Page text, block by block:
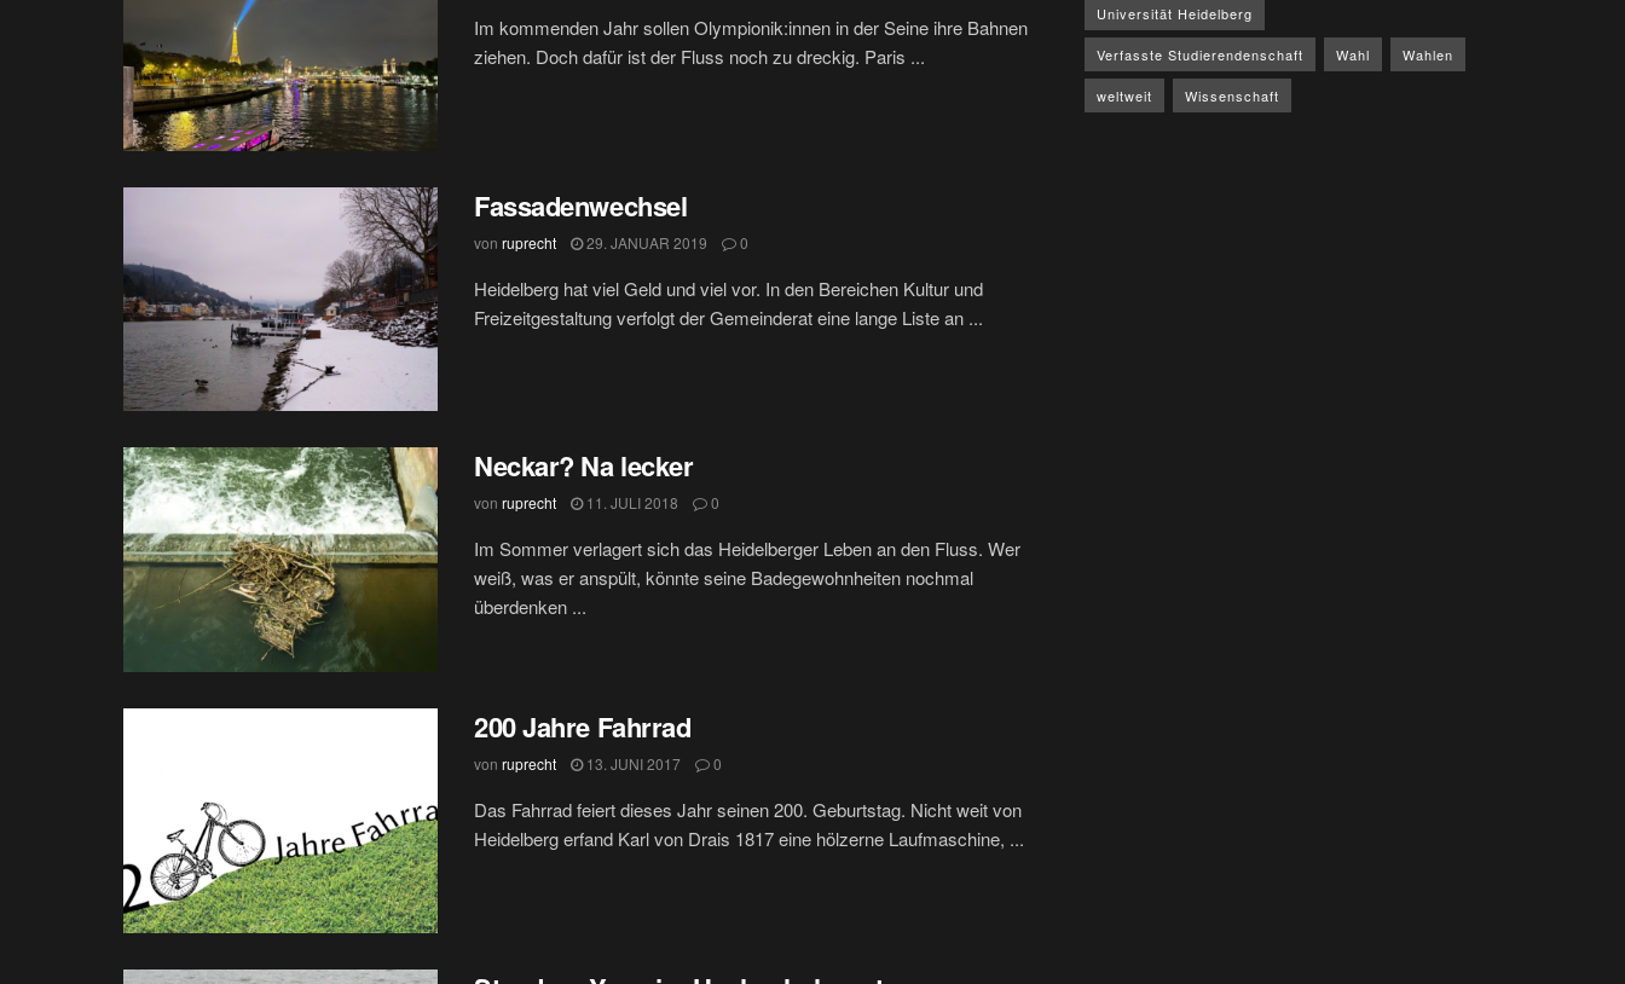
Im kommenden Jahr sollen Olympionik:innen in der Seine ihre Bahnen
ziehen. Doch dafür ist der Fluss noch zu dreckig. Paris ...
Fassadenwechsel
von ruprecht 29. JANUAR 2019 0
Heidelberg hat viel Geld und viel vor. In den Bereichen Kultur und
Freizeitgestaltung verfolgt der Gemeinderat eine lange Liste an ...
Neckar? Na lecker
von ruprecht 11. JULI 2018 0
Im Sommer verlagert sich das Heidelberger Leben an den Fluss. Wer
weiß, was er anspült, könnte seine Badegewohnheiten nochmal
überdenken ...
200 Jahre Fahrrad
von ruprecht 13. JUNI 2017 0
Das Fahrrad feiert dieses Jahr seinen 200. Geburtstag. Nicht weit von
Heidelberg erfand Karl von Drais 1817 eine hölzerne Laufmaschine, ...
Universität Heidelberg
Verfasste Studierendenschaft Wahl Wahlen
weltweit Wissenschaft